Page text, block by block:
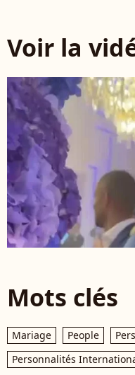
Voir la
Mots clés
Mariage People
Personnalités